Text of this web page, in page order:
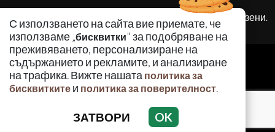
С използването на сайта вие приемате, че
използваме „бисквитки" за подобряване на
преживяването, персонализиране на
съдържанието и рекламите, и анализиране
на трафика. Вижте нашата политика за
бисквитките и политика за поверителност.
ЗАТВОРИ OK
© 2010 - 2026 | Crimes.BG. Всички права запазени.
РЕКЛАМА
КОНТАКТИ
ОБЩИ УСЛОВИЯ
ПОЛИТИКА ЗА БИСКВИТКИТЕ